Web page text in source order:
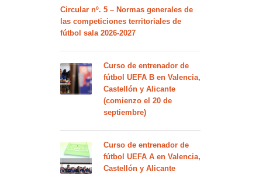
Circular nº. 5 – Normas generales de
las competiciones territoriales de
fútbol sala 2026-2027
Curso de entrenador de
fútbol UEFA B en Valencia,
Castellón y Alicante
(comienzo el 20 de
septiembre)
Curso de entrenador de
fútbol UEFA A en Valencia,
Castellón y Alicante